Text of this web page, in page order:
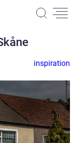
inspiration